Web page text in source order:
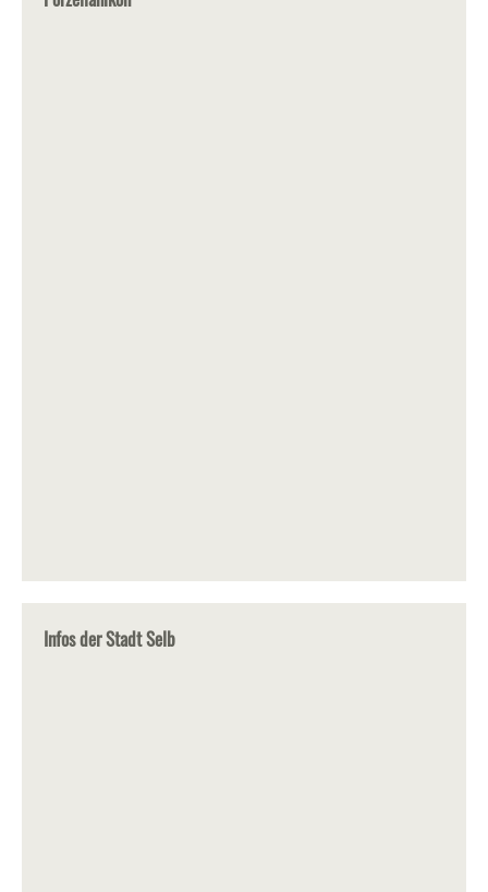
Infos der Stadt Selb